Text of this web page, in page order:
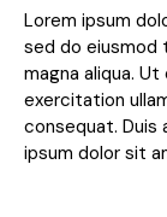
Lorem ipsum
sed do eiusmod
magna aliqua.
exercitation
consequat. Duis
ipsum dolor sit